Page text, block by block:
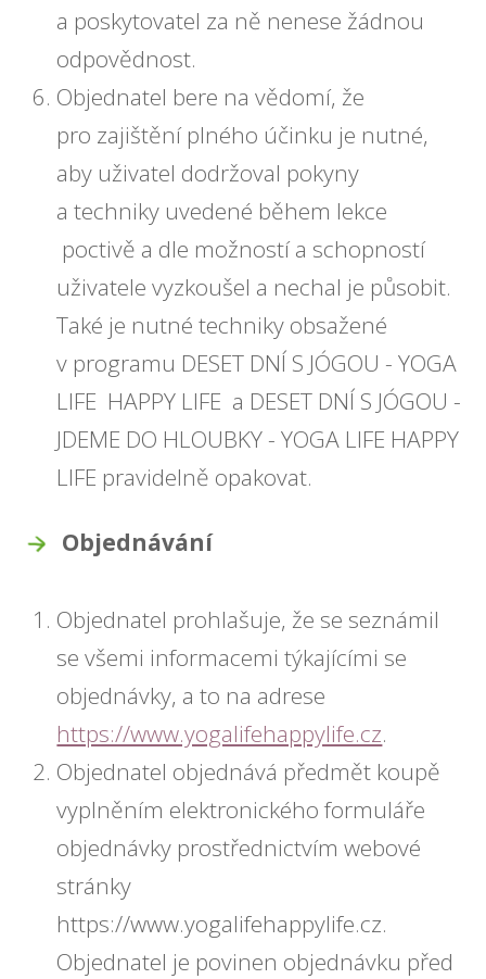
a poskytovatel za ně nenese žádnou
odpovědnost.
Objednatel bere na vědomí, že
pro zajištění plného účinku je nutné,
aby uživatel dodržoval pokyny
a techniky uvedené během lekce
poctivě a dle možností a schopností
uživatele vyzkoušel a nechal je působit.
Také je nutné techniky obsažené
v programu DESET DNÍ S JÓGOU - YOGA
LIFE HAPPY LIFE a DESET DNÍ S JÓGOU -
JDEME DO HLOUBKY - YOGA LIFE HAPPY
LIFE pravidelně opakovat.
Objednávání
Objednatel prohlašuje, že se seznámil
se všemi informacemi týkajícími se
objednávky, a to na adrese
https://www.yogalifehappylife.cz.
Objednatel objednává předmět koupě
vyplněním elektronického formuláře
objednávky prostřednictvím webové
stránky
https://www.yogalifehappylife.cz.
Objednatel je povinen objednávku před